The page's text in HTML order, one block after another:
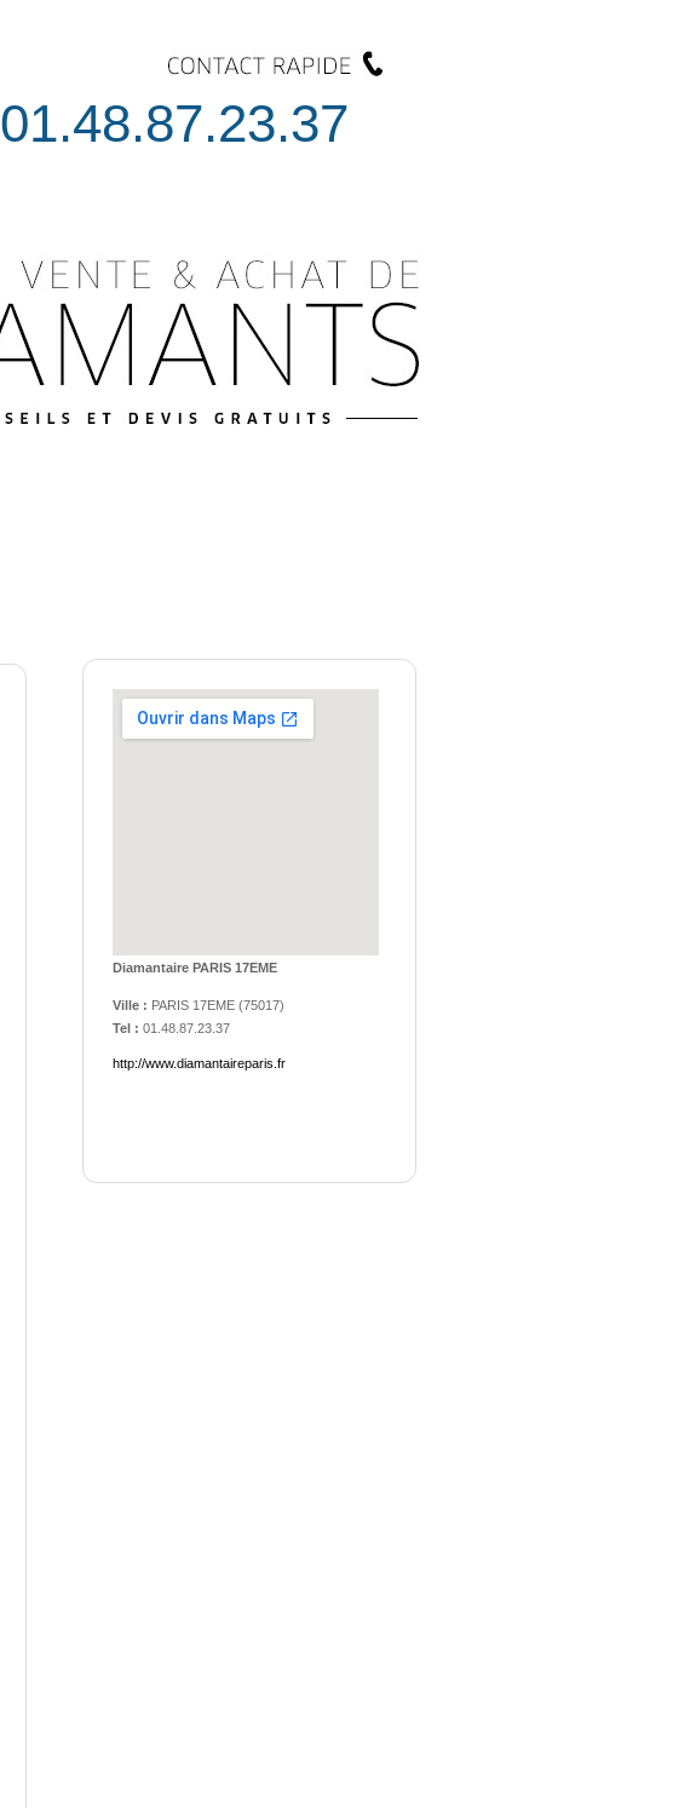
01.48.87.23.37
Diamantaire PARIS 17EME
Ville : PARIS 17EME (75017)
Tel : 01.48.87.23.37
http://www.diamantaireparis.fr